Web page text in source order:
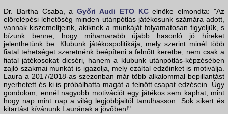
Dr. Bartha Csaba, aGyőri Audi ETO KCelnöke elmondta: "Az
előrelépési lehetőség minden utánpótlás játékosunk számára adott,
vannak kiszemeltjeink, akiknek a munkáját folyamatosan figyeljük, s
bízunk benne, hogy mihamarabb újabb hasonló jó híreket
jelenthetünk be. Klubunk játékospolitikája, mely szerint minél több
fiatal tehetséget szeretnénk beépíteni a felnőtt keretbe, nem csak a
fiatal játékosokat dicséri, hanem a klubunk utánpótlás-képzésében
zajló szakmai munkát is igazolja, mely ezáltal edzőinket is motiválja.
Laura a 2017/2018-as szezonban már több alkalommal bepillantást
nyerhetett és ki is próbálhatta magát a felnőtt csapat edzésein. Úgy
gondolom, ennél nagyobb motivációt egy játékos sem kaphat, mint
hogy nap mint nap a világ legjobbjaitól tanulhasson. Sok sikert és
kitartást kívánunk Laurának a jövőben!"